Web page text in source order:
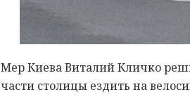
Мер Киева Виталий Кличко
части столицы ездить на